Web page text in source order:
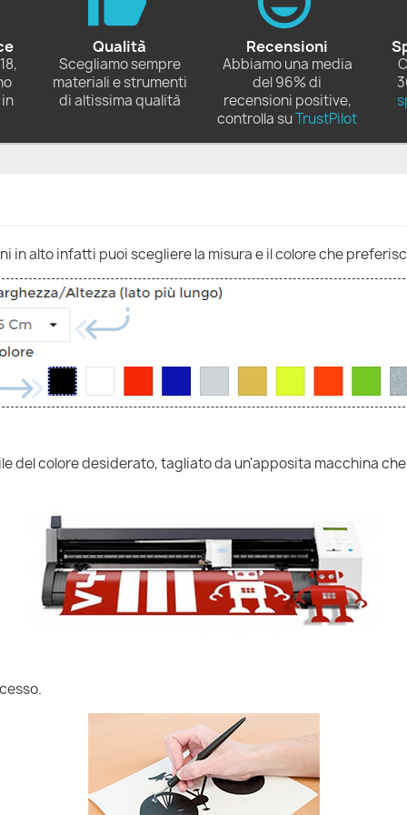
Qualità
Scegliamo sempre
materiali e strumenti
di altissima qualità
Recensioni
Abbiamo una media
del 96% di
recensioni positive,
controlla suTrustPilot
in alto infatti puoi scegliere la misura e il colore che
del colore desiderato, tagliato da un'apposita macchina